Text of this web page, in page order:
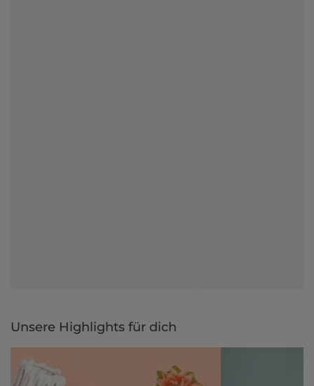
Unsere Highlights für dich